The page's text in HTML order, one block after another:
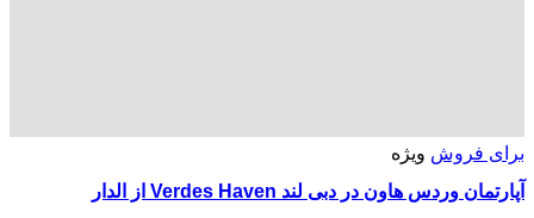
برای فروش ویژه
آپارتمان وردس هاون در دبی لند Verdes Haven از الدار